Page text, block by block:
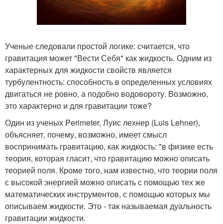
Ученые следовали простой логике: считается, что
гравитация может "Вести Себя" как жидкость. Одним из
характерных для жидкости свойств является
турбулентность: способность в определенных условиях
двигаться не ровно, а подобно водовороту. Возможно,
это характерно и для гравитации тоже?
Один из ученых Perimeter, Луис лехнер (Luis Lehner),
объясняет, почему, возможно, имеет смысл
воспринимать гравитацию, как жидкость: "в физике есть
теория, которая гласит, что гравитацию можно описать
теорией поля. Кроме того, нам известно, что теории поля
с высокой энергией можно описать с помощью тех же
математических инструментов, с помощью которых мы
описываем жидкости. Это - так называемая дуальность
гравитации жидкости.